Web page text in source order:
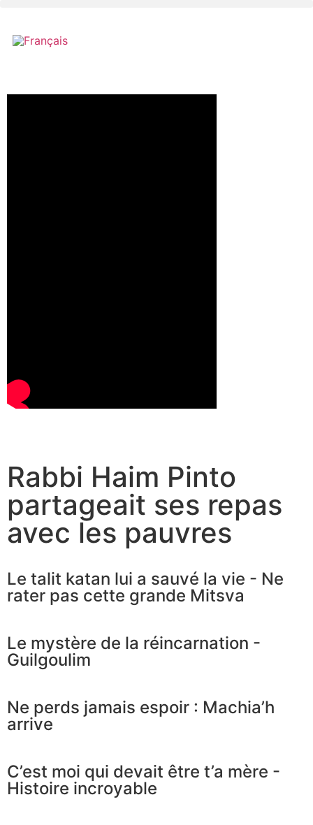
Rabbi Haim Pinto
partageait ses repas
avec les pauvres
Le talit katan lui a sauvé la vie - Ne
rater pas cette grande Mitsva
Le mystère de la réincarnation -
Guilgoulim
Ne perds jamais espoir : Machia’h
arrive
C’est moi qui devait être t’a mère -
Histoire incroyable